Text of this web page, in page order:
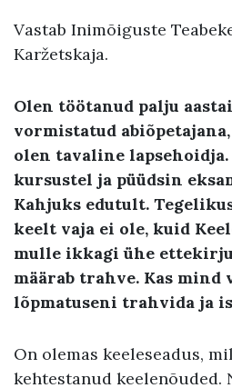
Vastab Inimõiguste
Karžetskaja.
Olen töötanud palju
vormistatud
olen tavaline
kursustel ja püüdsin
Kahjuks edutult.
keelt vaja ei ole, kuid
mulle ikkagi ühe
määrab trahve. Kas mind
lõpmatuseni trahvida ja
On olemas keeleseadus,
kehtestanud keelenõuded.